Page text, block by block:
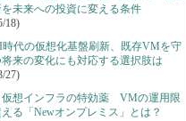
未来への投資に変える条件
18)
代の仮想化基盤刷新、既存VMを守
将来の変化にも対応する選択肢は
27)
仮想インフラの特効薬 VMの運用限
る「Newオンプレミス」とは？